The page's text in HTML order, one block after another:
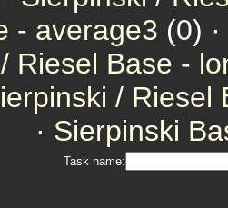
- average3 (0) ·
Riesel Base -
/ Riesel
· Sierpinski
Task name: